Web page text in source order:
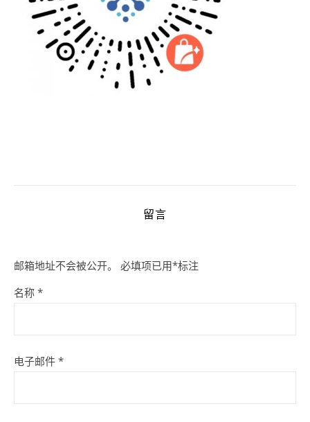
留言
邮箱地址不会被公开。 必填项已用*标注
名称 *
电子邮件 *